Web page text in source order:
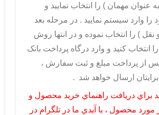
عنوان مهمان ) را انتخاب نماييد و
وارد سيستم نماييد . در مرحله بعد
) را انتخاب نموده و در انتها روش
انتخاب کنيد و وارد درگاه پرداخت بانک
از پرداخت مبلغ و ثبت سفارش ،
ارسال خواهد شد .
براي دريافت راهنماي خريد محصول و
مورد محصول ، با آيدي ما در تلگرام در